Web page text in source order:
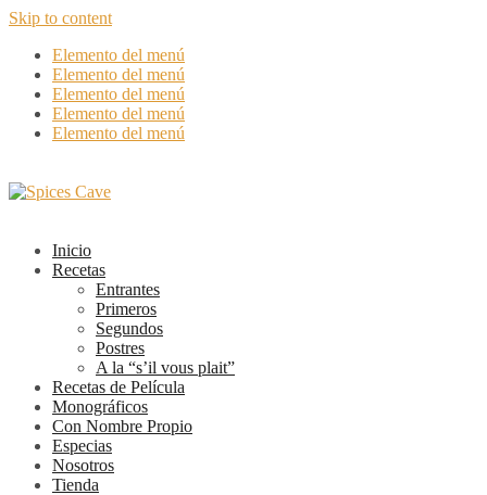
Skip to content
Elemento del menú
Elemento del menú
Elemento del menú
Elemento del menú
Elemento del menú
Inicio
Recetas
Entrantes
Primeros
Segundos
Postres
A la “s’il vous plait”
Recetas de Película
Monográficos
Con Nombre Propio
Especias
Nosotros
Tienda